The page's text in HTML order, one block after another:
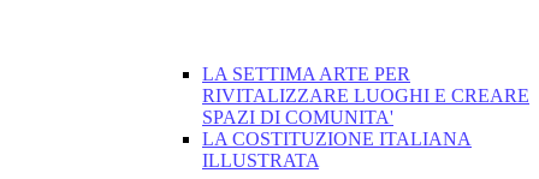
LA SETTIMA ARTE PER
RIVITALIZZARE LUOGHI E CREARE
SPAZI DI COMUNITA'
LA COSTITUZIONE ITALIANA
ILLUSTRATA